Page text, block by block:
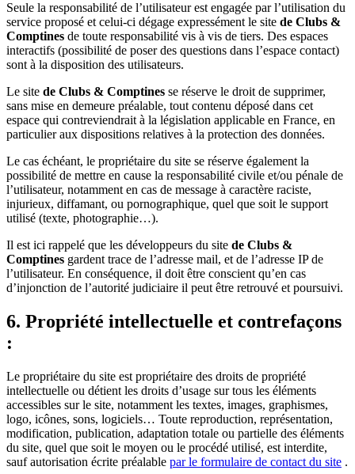
Seule la responsabilité de l’utilisateur est engagée par l’utilisation du
service proposé et celui-ci dégage expressément le site de Clubs &
Comptines de toute responsabilité vis à vis de tiers. Des espaces
interactifs (possibilité de poser des questions dans l’espace contact)
sont à la disposition des utilisateurs.
Le site de Clubs & Comptines se réserve le droit de supprimer,
sans mise en demeure préalable, tout contenu déposé dans cet
espace qui contreviendrait à la législation applicable en France, en
particulier aux dispositions relatives à la protection des données.
Le cas échéant, le propriétaire du site se réserve également la
possibilité de mettre en cause la responsabilité civile et/ou pénale de
l’utilisateur, notamment en cas de message à caractère raciste,
injurieux, diffamant, ou pornographique, quel que soit le support
utilisé (texte, photographie…).
Il est ici rappelé que les développeurs du site de Clubs &
Comptines gardent trace de l’adresse mail, et de l’adresse IP de
l’utilisateur. En conséquence, il doit être conscient qu’en cas
d’injonction de l’autorité judiciaire il peut être retrouvé et poursuivi.
6. Propriété intellectuelle et contrefaçons
:
Le propriétaire du site est propriétaire des droits de propriété
intellectuelle ou détient les droits d’usage sur tous les éléments
accessibles sur le site, notamment les textes, images, graphismes,
logo, icônes, sons, logiciels… Toute reproduction, représentation,
modification, publication, adaptation totale ou partielle des éléments
du site, quel que soit le moyen ou le procédé utilisé, est interdite,
sauf autorisation écrite préalable par le formulaire de contact du site .